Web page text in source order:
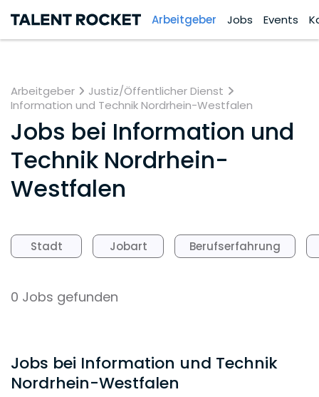
Arbeitgeber Jobs Events
Arbeitgeber
Justiz/Öffentlicher Dienst
Information und Technik Nordrhein-Westfalen
Jobs bei Information und
Technik Nordrhein-
Westfalen
Stadt Jobart Berufserfahrung
0 Jobs gefunden
Jobs bei Information und Technik
Nordrhein-Westfalen